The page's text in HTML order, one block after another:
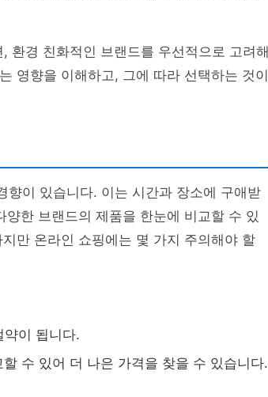
, 환경 친화적인 브랜드를 우선적으로 고려해
영향을 이해하고, 그에 따라 선택하는 것이
향이 있습니다. 이는 시간과 장소에 구애받
한 브랜드의 제품을 한눈에 비교할 수 있
만 온라인 쇼핑에는 몇 가지 주의해야 할
약이 됩니다.
수 있어 더 나은 가격을 찾을 수 있습니다.